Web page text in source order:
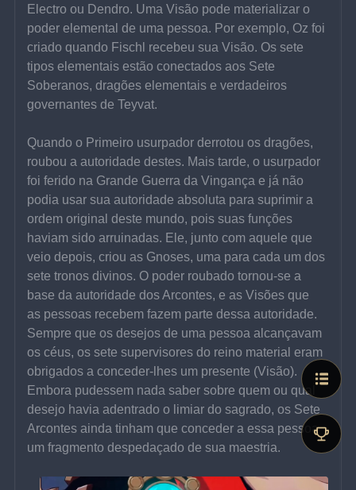
Electro ou Dendro. Uma Visão pode materializar o
poder elemental de uma pessoa. Por exemplo, Oz foi
criado quando Fischl recebeu sua Visão. Os sete
tipos elementais estão conectados aos Sete
Soberanos, dragões elementais e verdadeiros
governantes de Teyvat.
Quando o Primeiro usurpador derrotou os dragões,
roubou a autoridade destes. Mais tarde, o usurpador
foi ferido na Grande Guerra da Vingança e já não
podia usar sua autoridade absoluta para suprimir a
ordem original deste mundo, pois suas funções
haviam sido arruinadas. Ele, junto com aquele que
veio depois, criou as Gnoses, uma para cada um dos
sete tronos divinos. O poder roubado tornou-se a
base da autoridade dos Arcontes, e as Visões que
as pessoas recebem fazem parte dessa autoridade.
Sempre que os desejos de uma pessoa alcançavam
os céus, os sete supervisores do reino material eram
obrigados a conceder-lhes um presente (Visão).
Embora pudessem nada saber sobre quem ou qual
desejo havia adentrado o limiar do sagrado, os Sete
Arcontes ainda tinham que conceder a essa pessoa
um fragmento despedaçado de sua maestria.